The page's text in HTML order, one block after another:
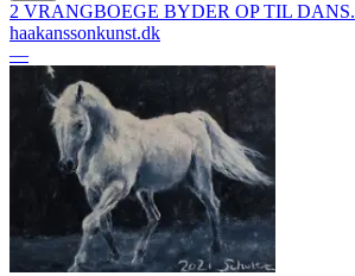
2 VRANGBOEGE BYDER OP TIL DANS.
haakanssonkunst.dk
—